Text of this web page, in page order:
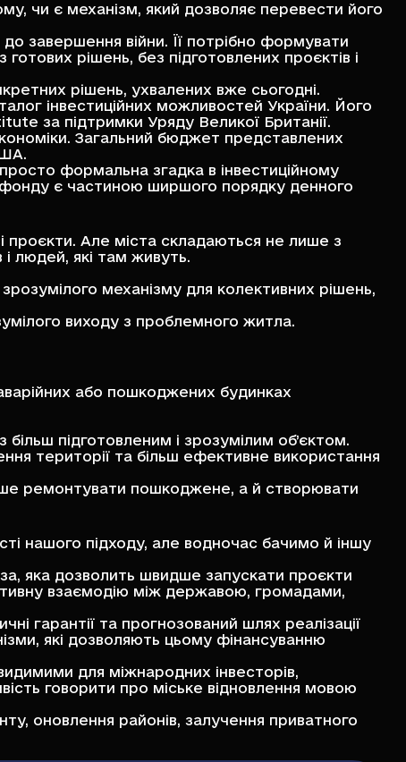
чи є механізм, який дозволяє перевести його
завершення війни. Її потрібно формувати
рішень, без підготовлених проєктів і
рішень, ухвалених вже сьогодні.
інвестиційних можливостей України. Його
за підтримки Уряду Великої Британії.
Загальний бюджет представлених
формальна згадка в інвестиційному
є частиною ширшого порядку денного
проєкти. Але міста складаються не лише з
людей, які там живуть.
механізму для колективних рішень,
виходу з проблемного житла.
або пошкоджених будинках
підготовленим і зрозумілим об’єктом.
території та більш ефективне використання
ремонтувати пошкоджене, а й створювати
нашого підходу, але водночас бачимо й іншу
яка дозволить швидше запускати проєкти
взаємодію між державою, громадами,
гарантії та прогнозований шлях реалізації
які дозволяють цьому фінансуванню
для міжнародних інвесторів,
говорити про міське відновлення мовою
оновлення районів, залучення приватного